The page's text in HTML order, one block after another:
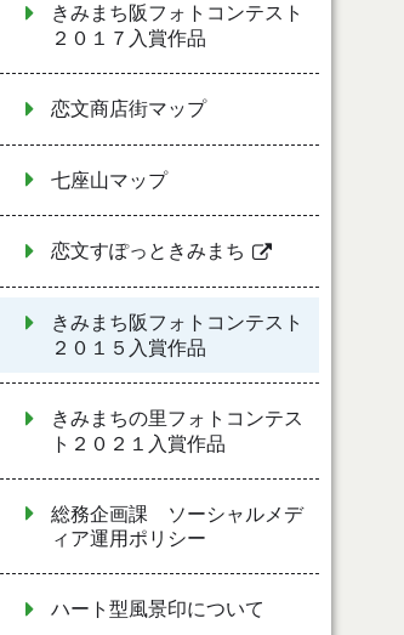
きみまち阪フォトコンテスト
２０１７入賞作品
恋文商店街マップ
七座山マップ
恋文すぽっときみまち
きみまち阪フォトコンテスト
２０１５入賞作品
きみまちの里フォトコンテス
ト２０２１入賞作品
総務企画課 ソーシャルメデ
ィア運用ポリシー
ハート型風景印について